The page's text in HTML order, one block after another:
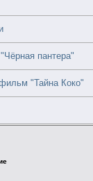
пантера"
"Тайна Коко"